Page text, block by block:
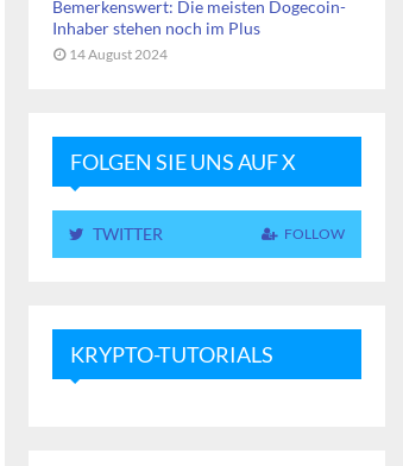
Bemerkenswert: Die meisten Dogecoin-
Inhaber stehen noch im Plus
14 August 2024
FOLGEN SIE UNS AUF X
TWITTER FOLLOW
KRYPTO-TUTORIALS